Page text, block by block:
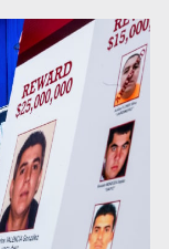
en Jalisco y